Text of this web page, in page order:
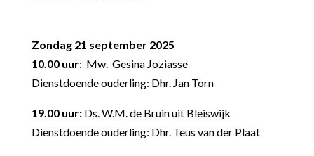
Zondag 21 september 2025
10.00 uur: Mw. Gesina Joziasse
Dienstdoende ouderling: Dhr. Jan Torn
19.00 uur:Ds. W.M. de Bruin uit Bleiswijk
Dienstdoende ouderling: Dhr. Teus van der Plaat